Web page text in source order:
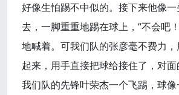
好像生怕踢不中似的。接下来他像
去，一脚重重地踢在球上，“不会吧
地喊着。可我们队的张彦毫不费力
起来，用手直接把球给接住了，对面
我们队的先锋叶荣杰一个飞踢，球